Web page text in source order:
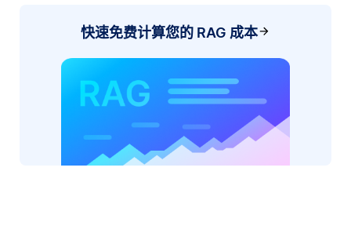
快速免费计算您的 RAG 成本